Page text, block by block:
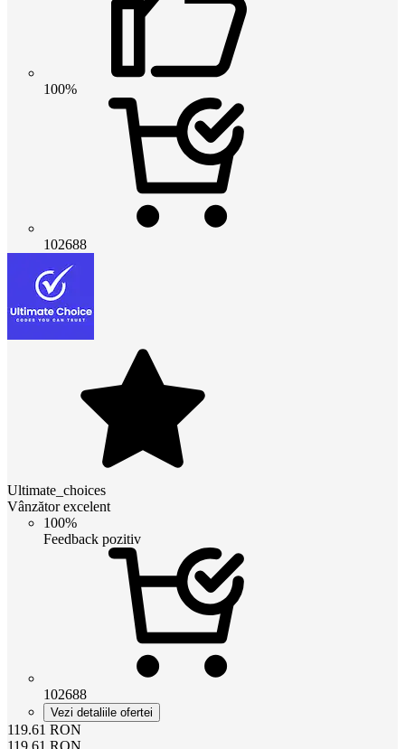
100%
102688
Ultimate_choices
Vânzător excelent
100%
Feedback pozitiv
102688
Vezi detaliile ofertei
119.61 RON
119.61 RON